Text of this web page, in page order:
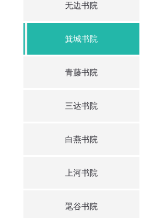
无边书院
箕城书院
青藤书院
三达书院
白燕书院
上河书院
毣谷书院